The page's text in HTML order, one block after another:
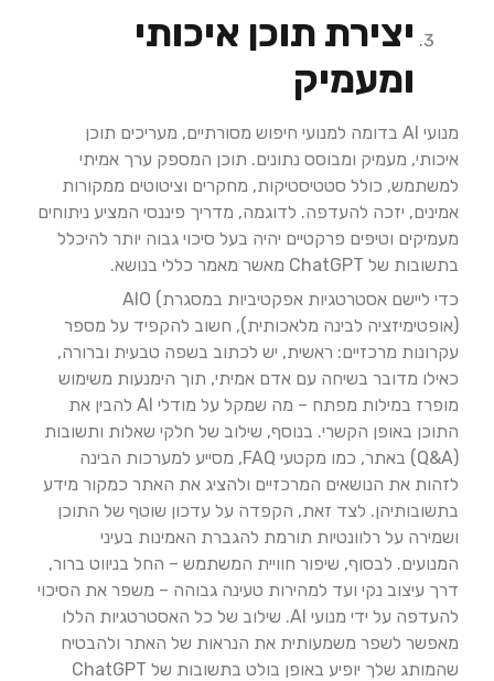
יצירת תוכן איכותי
ומעמיק
מנועי AI בדומה למנועי חיפוש מסורתיים, מעריכים תוכן
איכותי, מעמיק ומבוסס נתונים. תוכן המספק ערך אמיתי
למשתמש, כולל סטטיסטיקות, מחקרים וציטוטים ממקורות
אמינים, יזכה להעדפה. לדוגמה, מדריך פיננסי המציע ניתוחים
מעמיקים וטיפים פרקטיים יהיה בעל סיכוי גבוה יותר להיכלל
בתשובות של ChatGPT מאשר מאמר כללי בנושא.
כדי ליישם אסטרטגיות אפקטיביות במסגרת) AIO
(אופטימיזציה לבינה מלאכותית), חשוב להקפיד על מספר
עקרונות מרכזיים: ראשית, יש לכתוב בשפה טבעית וברורה,
כאילו מדובר בשיחה עם אדם אמיתי, תוך הימנעות משימוש
מופרז במילות מפתח – מה שמקל על מודלי AI להבין את
התוכן באופן הקשרי. בנוסף, שילוב של חלקי שאלות ותשובות
(Q&A) באתר, כמו מקטעי FAQ, מסייע למערכות הבינה
לזהות את הנושאים המרכזיים ולהציג את האתר כמקור מידע
בתשובותיהן. לצד זאת, הקפדה על עדכון שוטף של התוכן
ושמירה על רלוונטיות תורמת להגברת האמינות בעיני
המנועים. לבסוף, שיפור חוויית המשתמש – החל בניווט ברור,
דרך עיצוב נקי ועד למהירות טעינה גבוהה – משפר את הסיכוי
להעדפה על ידי מנועי AI. שילוב של כל האסטרטגיות הללו
מאפשר לשפר משמעותית את הנראות של האתר ולהבטיח
שהמותג שלך יופיע באופן בולט בתשובות של ChatGPT